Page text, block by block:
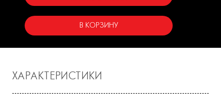
В КОРЗИНУ
ХАРАКТЕРИСТИКИ